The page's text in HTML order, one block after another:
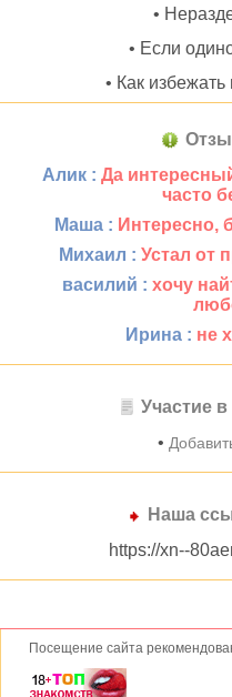
•
• Если
• Как
Алик : Да
часто
Маша : Интересно,
Михаил : Устал от
василий : хочу
Ирина : не
Участие в
•
Наша
https://xn--
Посещение сайта